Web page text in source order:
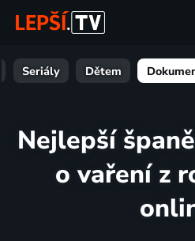
Seriály Dětem
Nejlepší
o vaření z